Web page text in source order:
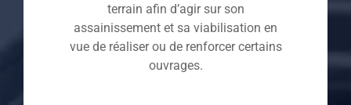
terrain afin d’agir sur son
assainissement et sa viabilisation en
vue de réaliser ou de renforcer certains
ouvrages.